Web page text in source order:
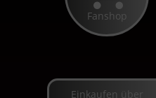
Fanshop
Einkaufen über